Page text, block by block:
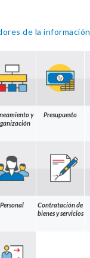
de la información
y
Presupuesto
Personal
Contratación de
bienes y servicios